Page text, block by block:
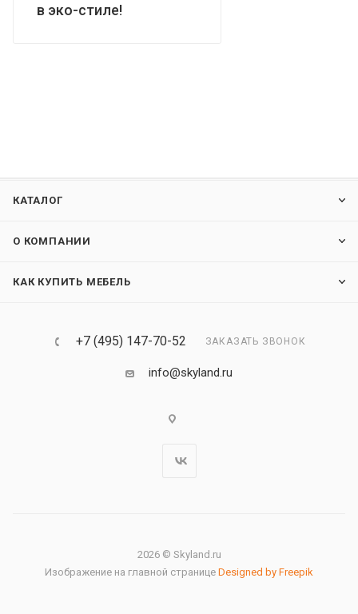
в эко-стиле!
КАТАЛОГ
О КОМПАНИИ
КАК КУПИТЬ МЕБЕЛЬ
+7 (495) 147-70-52 ЗАКАЗАТЬ ЗВОНОК
info@skyland.ru
2026 © Skyland.ru
Изображение на главной странице Designed by Freepik